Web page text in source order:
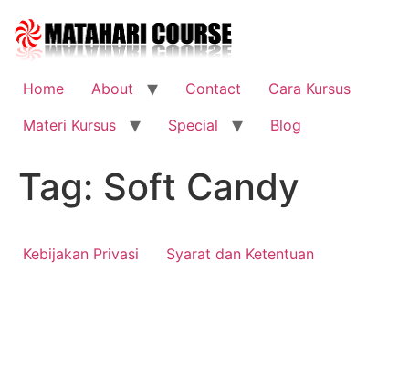
content
Home
About Contact
Cara Kursus
Materi Kursus
Special Blog
Tag: Soft Candy
Kebijakan Privasi Syarat dan Ketentuan